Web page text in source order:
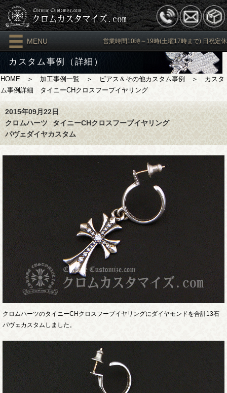
MENU 営業時間10時～19時(土曜17時まで) 日祝定休
カスタム事例（詳細）
HOME ＞ 加工事例一覧 ＞ ピアス＆その他カスタム事例
＞ カスタ
ム事例詳細 タイニーCHクロスフープイヤリング
2015年09月22日
クロムハーツ
タイニーCHクロスフープイヤリング
パヴェダイヤカスタム
クロムハーツのタイニーCHクロスフープイヤリングにダイヤモンドを合計13石
パヴェカスタムしました。